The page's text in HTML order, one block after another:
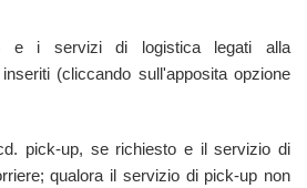
e i servizi di logistica legati alla
(cliccando sull'apposita opzione
pick-up, se richiesto e il servizio di
qualora il servizio di pick-up non